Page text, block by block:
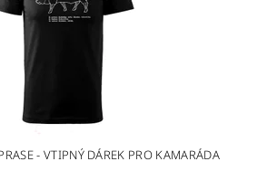
- VTIPNÝ DÁREK PRO KAMARÁDA